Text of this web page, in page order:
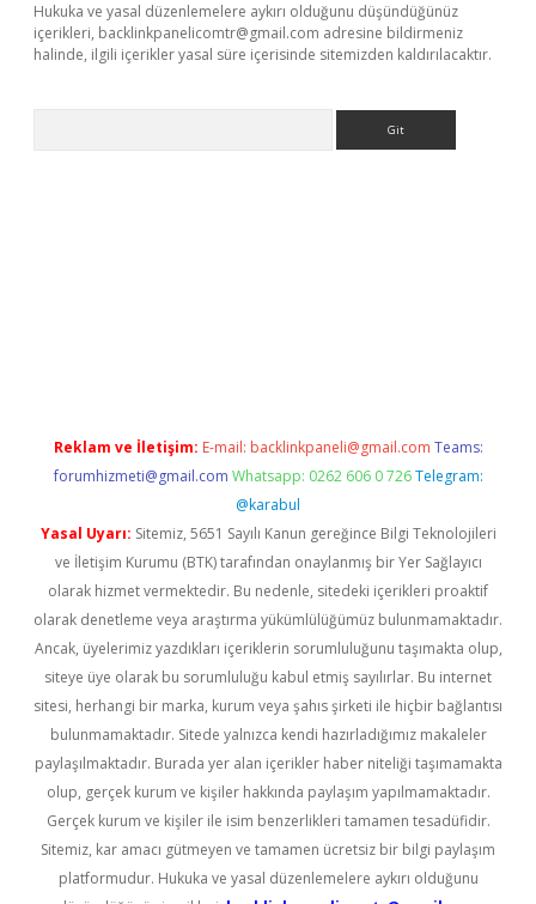
Hukuka ve yasal düzenlemelere aykırı olduğunu düşündüğünüz
içerikleri, backlinkpanelicomtr@gmail.com adresine bildirmeniz
halinde, ilgili içerikler yasal süre içerisinde sitemizden kaldırılacaktır.
Reklam ve İletişim: E-mail: backlinkpaneli@gmail.com Teams:
forumhizmeti@gmail.com Whatsapp: 0262 606 0 726 Telegram:
@karabul
Yasal Uyarı: Sitemiz, 5651 Sayılı Kanun gereğince Bilgi Teknolojileri
ve İletişim Kurumu (BTK) tarafından onaylanmış bir Yer Sağlayıcı
olarak hizmet vermektedir. Bu nedenle, sitedeki içerikleri proaktif
olarak denetleme veya araştırma yükümlülüğümüz bulunmamaktadır.
Ancak, üyelerimiz yazdıkları içeriklerin sorumluluğunu taşımakta olup,
siteye üye olarak bu sorumluluğu kabul etmiş sayılırlar. Bu internet
sitesi, herhangi bir marka, kurum veya şahıs şirketi ile hiçbir bağlantısı
bulunmamaktadır. Sitede yalnızca kendi hazırladığımız makaleler
paylaşılmaktadır. Burada yer alan içerikler haber niteliği taşımamakta
olup, gerçek kurum ve kişiler hakkında paylaşım yapılmamaktadır.
Gerçek kurum ve kişiler ile isim benzerlikleri tamamen tesadüfidir.
Sitemiz, kar amacı gütmeyen ve tamamen ücretsiz bir bilgi paylaşım
platformudur. Hukuka ve yasal düzenlemelere aykırı olduğunu